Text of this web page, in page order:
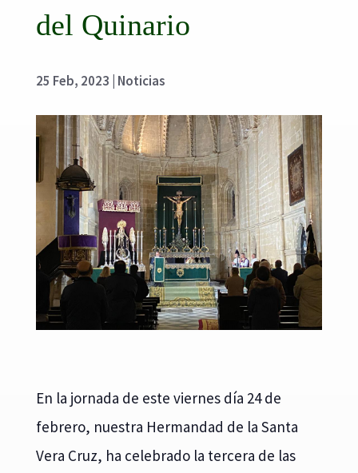
del Quinario
25 Feb, 2023 Noticias
En la jornada de este viernes día 24 de
febrero, nuestra Hermandad de la Santa
Vera Cruz, ha celebrado la tercera de las